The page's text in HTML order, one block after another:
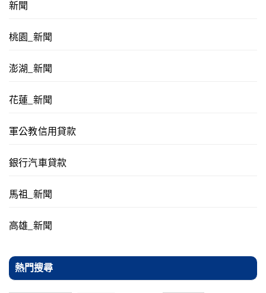
新聞
桃園_新聞
澎湖_新聞
花蓮_新聞
軍公教信用貸款
銀行汽車貸款
馬祖_新聞
高雄_新聞
熱門搜尋